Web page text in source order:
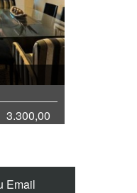
3.300,00
Email